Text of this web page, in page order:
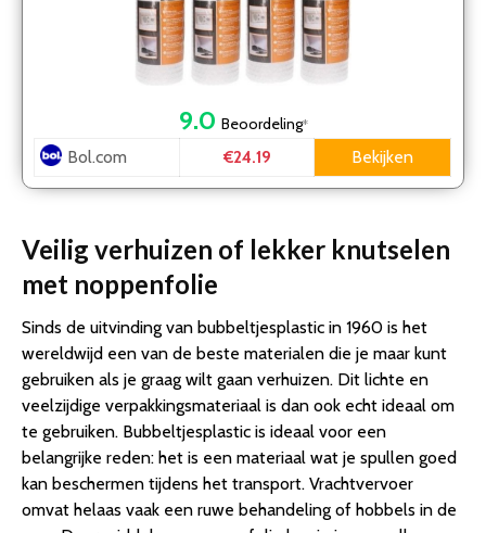
9.0 Beoordeling*
Bol.com €24.19 Bekijken
Veilig verhuizen of lekker knutselen
met noppenfolie
Sinds de uitvinding van bubbeltjesplastic in 1960 is het
wereldwijd een van de beste materialen die je maar kunt
gebruiken als je graag wilt gaan verhuizen. Dit lichte en
veelzijdige verpakkingsmateriaal is dan ook echt ideaal om
te gebruiken. Bubbeltjesplastic is ideaal voor een
belangrijke reden: het is een materiaal wat je spullen goed
kan beschermen tijdens het transport. Vrachtvervoer
omvat helaas vaak een ruwe behandeling of hobbels in de